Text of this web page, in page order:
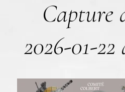
Capture
2026-01-22